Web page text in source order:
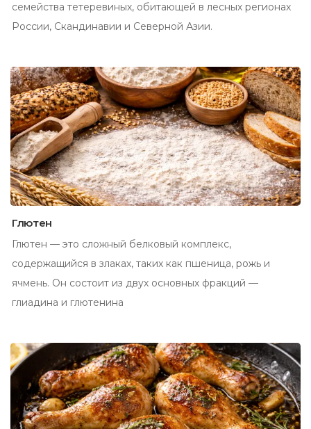
семейства тетеревиных, обитающей в лесных регионах
России, Скандинавии и Северной Азии.
Глютен
Глютен — это сложный белковый комплекс,
содержащийся в злаках, таких как пшеница, рожь и
ячмень. Он состоит из двух основных фракций —
глиадина и глютенина